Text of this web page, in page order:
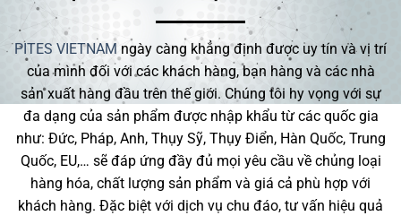
PITES VIETNAM ngày càng khẳng định được uy tín và vị trí
của mình đối với các khách hàng, bạn hàng và các nhà
sản xuất hàng đầu trên thế giới. Chúng tôi hy vọng với sự
đa dạng của sản phẩm được nhập khẩu từ các quốc gia
như: Đức, Pháp, Anh, Thụy Sỹ, Thụy Điển, Hàn Quốc, Trung
Quốc, EU,… sẽ đáp ứng đầy đủ mọi yêu cầu về chủng loại
hàng hóa, chất lượng sản phẩm và giá cả phù hợp với
khách hàng. Đặc biệt với dịch vụ chu đáo, tư vấn hiệu quả